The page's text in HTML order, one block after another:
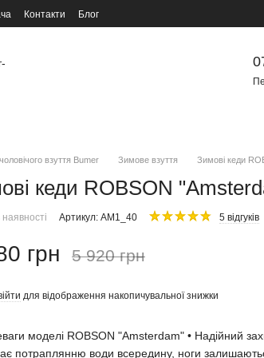
Контакти Блог
взуття Bumer Зимове взуття Зимові кеди
кеди ROBSON
Артикул: AM1_40 5 відгуків
грн 5 920 грн
для відображення накопичувальної знижки
моделі ROBSON "Amsterdam" • Надійний
потраплянню води всередину, ноги